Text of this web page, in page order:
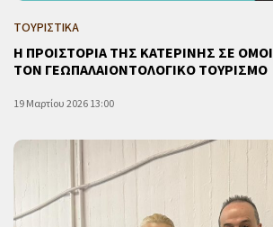
ΤΟΥΡΙΣΤΙΚΑ
Η ΠΡΟΙΣΤΟΡΙΑ ΤΗΣ ΚΑΤΕΡΙΝΗΣ ΣΕ
ΤΟΝ ΓΕΩΠΑΛΑΙΟΝΤΟΛΟΓΙΚΟ ΤΟΥΡΙΣΜΟ
19 Μαρτίου 2026 13:00